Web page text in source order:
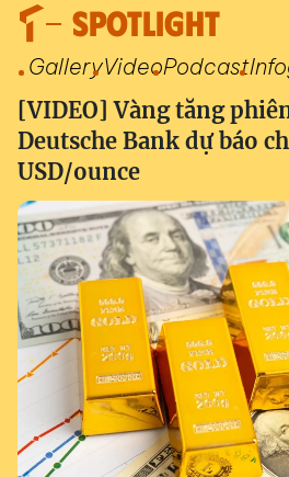
SPOTLIGHT
GalleryVideoPodcast
[VIDEO] Vàng tăng
Deutsche Bank dự báo
USD/ounce